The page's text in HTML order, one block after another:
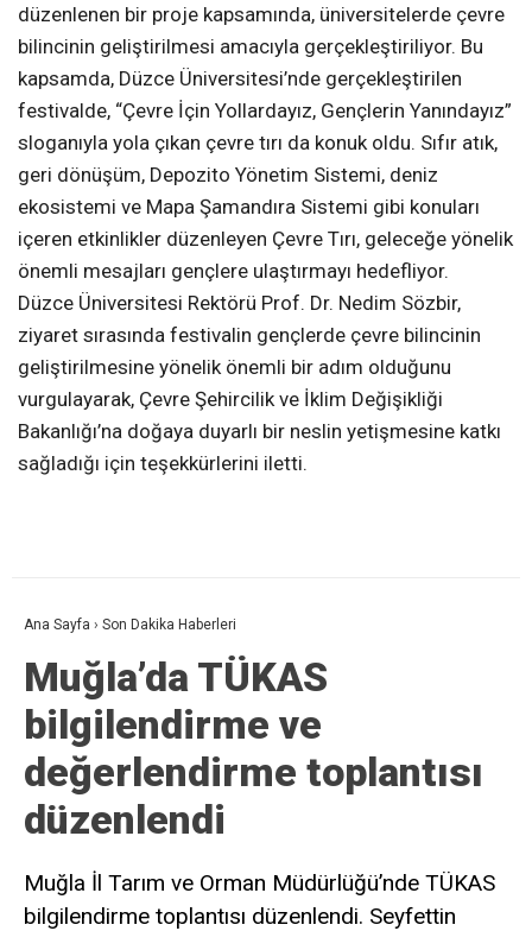
düzenlenen bir proje kapsamında, üniversitelerde çevre
bilincinin geliştirilmesi amacıyla gerçekleştiriliyor. Bu
kapsamda, Düzce Üniversitesi’nde gerçekleştirilen
festivalde, “Çevre İçin Yollardayız, Gençlerin Yanındayız”
sloganıyla yola çıkan çevre tırı da konuk oldu. Sıfır atık,
geri dönüşüm, Depozito Yönetim Sistemi, deniz
ekosistemi ve Mapa Şamandıra Sistemi gibi konuları
içeren etkinlikler düzenleyen Çevre Tırı, geleceğe yönelik
önemli mesajları gençlere ulaştırmayı hedefliyor.
Düzce Üniversitesi Rektörü Prof. Dr. Nedim Sözbir,
ziyaret sırasında festivalin gençlerde çevre bilincinin
geliştirilmesine yönelik önemli bir adım olduğunu
vurgulayarak, Çevre Şehircilik ve İklim Değişikliği
Bakanlığı’na doğaya duyarlı bir neslin yetişmesine katkı
sağladığı için teşekkürlerini iletti.
Ana Sayfa › Son Dakika Haberleri
Muğla’da TÜKAS
bilgilendirme ve
değerlendirme toplantısı
düzenlendi
Muğla İl Tarım ve Orman Müdürlüğü’nde TÜKAS
bilgilendirme toplantısı düzenlendi. Seyfettin